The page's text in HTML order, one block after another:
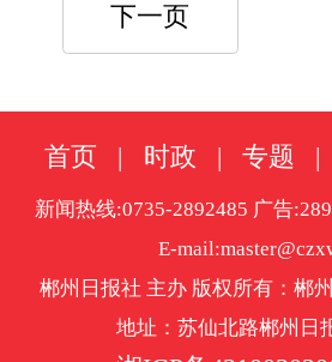
下一页
首页 | 时政 | 专题 |
新闻热线:0735-2892485 广告
E-
郴州日报社 主办 版权所有：郴
地址：苏仙北路郴州日